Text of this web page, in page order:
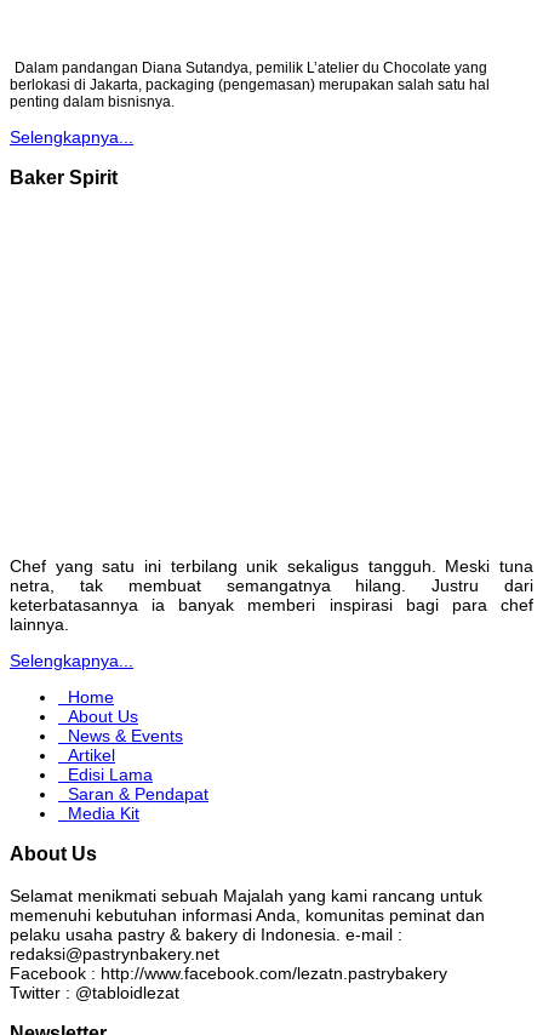
Dalam pandangan Diana Sutandya, pemilik L’atelier du Chocolate yang
berlokasi di Jakarta, packaging (pengemasan) merupakan salah satu hal
penting dalam bisnisnya.
Selengkapnya...
Baker Spirit
Chef yang satu ini terbilang unik sekaligus tangguh. Meski tuna
netra, tak membuat semangatnya hilang. Justru dari
keterbatasannya ia banyak memberi inspirasi bagi para chef
lainnya.
Selengkapnya...
Home
About Us
News & Events
Artikel
Edisi Lama
Saran & Pendapat
Media Kit
About Us
Selamat menikmati sebuah Majalah yang kami rancang untuk
memenuhi kebutuhan informasi Anda, komunitas peminat dan
pelaku usaha pastry & bakery di Indonesia. e-mail :
redaksi@pastrynbakery.net
Facebook : http://www.facebook.com/lezatn.pastrybakery
Twitter : @tabloidlezat